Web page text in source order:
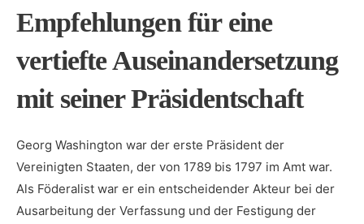
Empfehlungen für eine⁤
vertiefte Auseinandersetzung‌
mit seiner⁤ Präsidentschaft
Georg Washington war der‍ erste Präsident der‌
Vereinigten‍ Staaten, der von 1789 bis 1797 im ‍Amt war.
Als Föderalist war​ er ein⁤ entscheidender Akteur bei der
Ausarbeitung der Verfassung und der Festigung der‍